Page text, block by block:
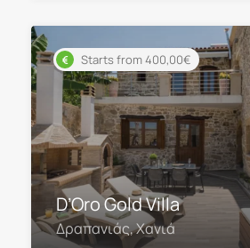
Starts from 400,00€
D’Oro Gold Villa
Δραπανιάς, Χανιά